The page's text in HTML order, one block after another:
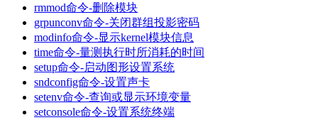
rmmod命令-删除模块
grpunconv命令-关闭群组投影密码
modinfo命令-显示kernel模块信息
time命令-量测执行时所消耗的时间
setup命令-启动图形设置系统
sndconfig命令-设置声卡
setenv命令-查询或显示环境变量
setconsole命令-设置系统终端